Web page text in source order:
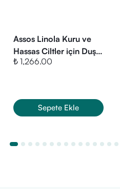
Stearyl Alcohol, Tocopherol,
Tribehenin, Xanthan Gum.
Assos Linola Kuru ve
Hassas Ciltler için Duş
Jeli 300 ml
₺ 1,266.00
Sepete Ekle